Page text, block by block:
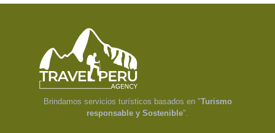
Brindamos servicios turísticos basados en "Turismo
responsable y Sostenible".